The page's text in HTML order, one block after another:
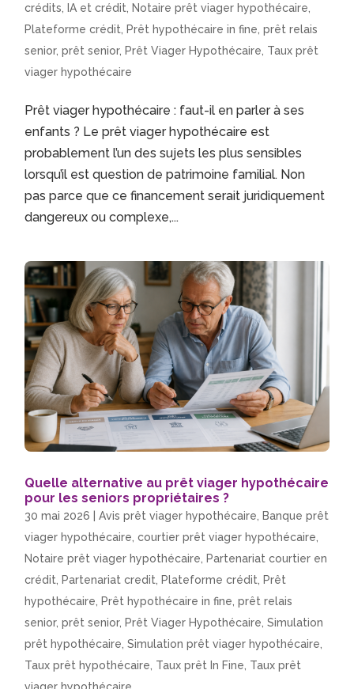
crédits
IA et crédit Notaire prêt viager hypothécaire
Plateforme crédit
Prêt hypothécaire in fine ,prêt relais
senior,prêt senior, Prêt Viager Hypothécaire Taux prêt
viager hypothécaire
Prêt viager hypothécaire : faut-il en parler à ses
enfants ? Le prêt viager hypothécaire est
probablement l’un des sujets les plus sensibles
lorsqu’il est question de patrimoine familial. Non
pas parce que ce financement serait juridiquement
dangereux ou complexe,...
Quelle alternative au prêt viager hypothécaire
pour les seniors propriétaires ?
30 mai 2026 |Avis prêt viager hypothécaire
Banque prêt
viager hypothécaire ,courtier prêt viager hypothécaire
Notaire prêt viager hypothécaire
Partenariat courtier en
crédit
Partenariat credit Plateforme crédit
Prêt
hypothécaire
Prêt hypothécaire in fine ,prêt relais
senior,prêt senior, Prêt Viager Hypothécaire ,Simulation
prêt hypothécaire ,Simulation prêt viager hypothécaire
Taux prêt hypothécaire Taux prêt In Fine Taux prêt